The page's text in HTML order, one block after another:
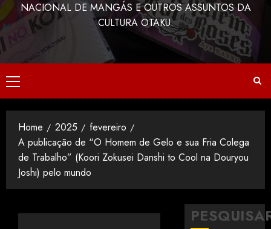
NACIONAL DE MANGÁS E OUTROS ASSUNTOS DA
CULTURA OTAKU.
Home 2025
fevereiro
A publicação de “O Homem de Gelo e sua Fria Colega
de Trabalho” (Koori Zokusei Danshi to Cool na Douryou
Joshi) pelo mundo